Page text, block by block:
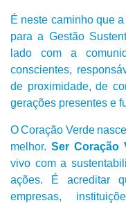
É neste caminho que
para a Gestão
lado com a
conscientes,
de proximidade, de
gerações presentes e
O Coração Verde
melhor. Ser Coração
vivo com a
ações. É acreditar
empresas,